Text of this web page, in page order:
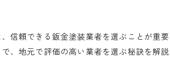
信頼できる鈑金塗装業者を選ぶことが重
、地元で評価の高い業者を選ぶ秘訣を解